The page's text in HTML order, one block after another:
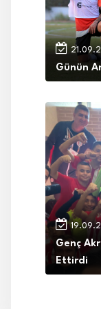
Günün
Genç
Ettirdi